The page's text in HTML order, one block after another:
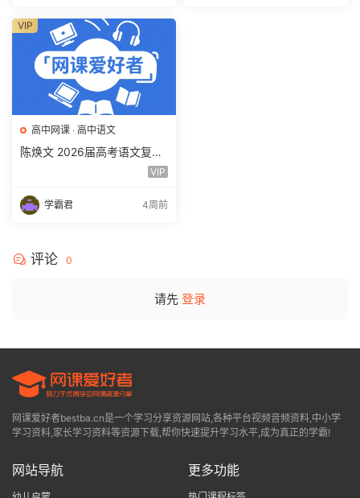
高中网课 · 高中语文
陈焕文 2026届高考语文复习
网课 高三语文 一二三轮视频
VIP
学霸君 4周前
VIP
评论 0
请先 登录
网课爱好者bestba.cn是一个学习分享资源网站,各种平台视频音频资料,中小学
学习资料,家长学习资料等资源下载,帮你快速提升学习水平,成为真正的学霸!
网站导航 更多功能